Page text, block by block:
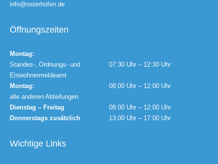
info@osterhofen.de
Öffnungszeiten
Montag:
Standes-, Ordnungs- und
Einwohnermeldeamt
07:30 Uhr – 12:30 Uhr
Montag:
alle anderen Abteilungen
08:00 Uhr – 12:00 Uhr
Dienstag – Freitag
08:00 Uhr – 12:00 Uhr
Donnerstags zusätzlich
13:00 Uhr – 17:00 Uhr
Wichtige Links